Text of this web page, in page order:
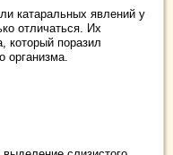
катаральных явлений у
отличаться. Их
который поразил
организма.